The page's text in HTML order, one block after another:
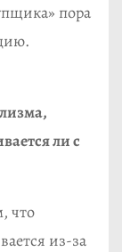
пора
ли с
что
из-за